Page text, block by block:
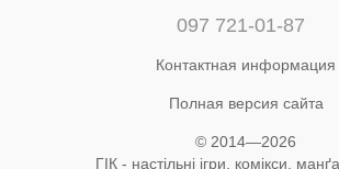
097 721-01-87
Контактная информация
Полная версия сайта
© 2014—2026
ГІК - настільні ігри, комікси,